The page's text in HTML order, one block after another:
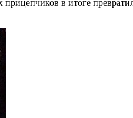
в итоге